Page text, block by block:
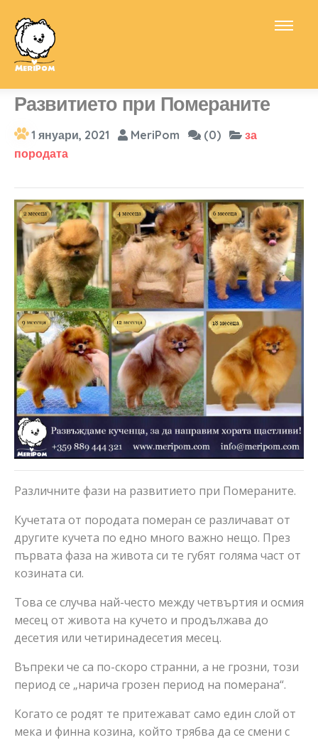
Развитието при Помераните
1 януари, 2021 MeriPom (0)
за
породата
Различните фази на развитието при Помераните.
Кучетата от породата померан се различават от
другите кучета по едно много важно нещо. През
първата фаза на живота си те губят голяма част от
козината си.
Това се случва най-често между четвъртия и осмия
месец от живота на кучето и продължава до
десетия или четиринадесетия месец.
Въпреки че са по-скоро странни, а не грозни, този
период се „нарича грозен период на померана“.
Когато се родят те притежават само един слой от
мека и финна козина, който трябва да се смени с